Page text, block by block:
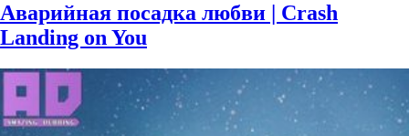
Аварийная посадка любви | Crash
Landing on You